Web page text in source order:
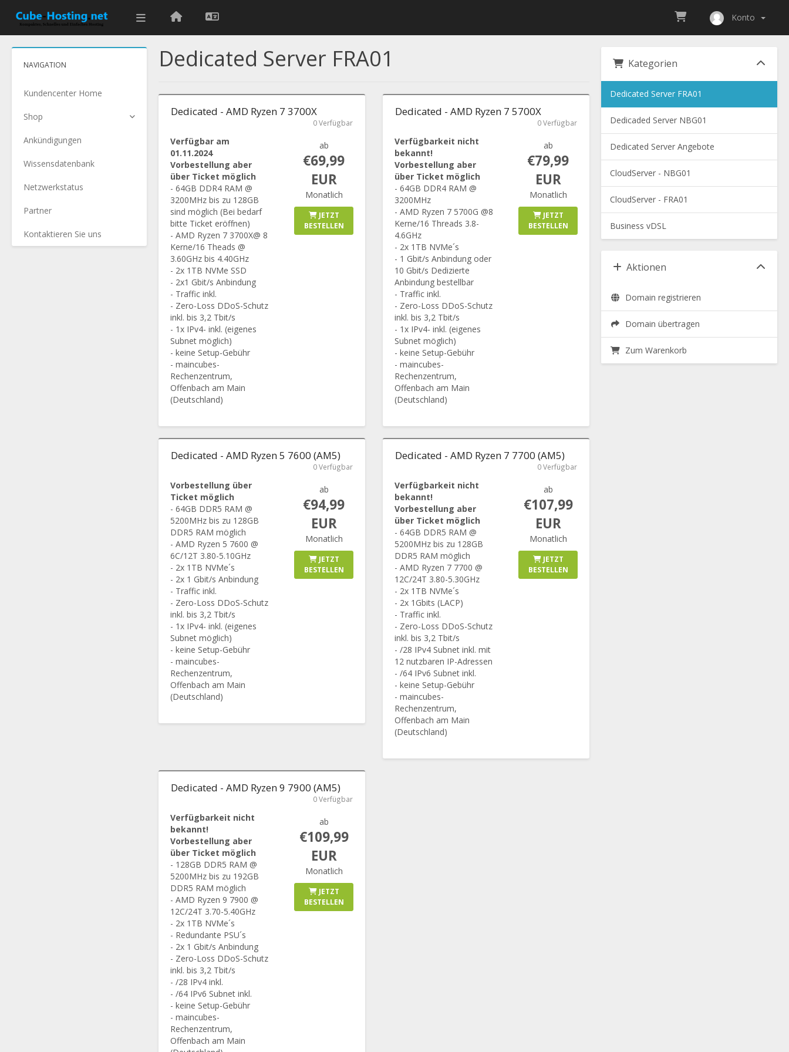
Konto
NAVIGATION
Kundencenter Home
Shop
Ankündigungen
Wissensdatenbank
Netzwerkstatus
Partner
Kontaktieren Sie uns
Dedicated Server FRA01
Dedicated - AMD Ryzen 7 3700X
0 Verfügbar
Verfügbar am
01.11.2024
Vorbestellung aber
über Ticket möglich
- 64GB DDR4 RAM @
3200MHz bis zu 128GB
sind möglich (Bei bedarf
bitte Ticket eröffnen)
- AMD Ryzen 7 3700X@ 8
Kerne/16 Theads @
3.60GHz bis 4.40GHz
- 2x 1TB NVMe SSD
- 2x1 Gbit/s Anbindung
- Traffic inkl.
- Zero-Loss DDoS-Schutz
inkl. bis 3,2 Tbit/s
- 1x IPv4- inkl. (eigenes
Subnet möglich)
- keine Setup-Gebühr
- maincubes-
Rechenzentrum,
Offenbach am Main
(Deutschland)
ab
€69,99
EUR
Monatlich
JETZT
BESTELLEN
Dedicated - AMD Ryzen 7 5700X
0 Verfügbar
Verfügbarkeit nicht
bekannt!
Vorbestellung aber
über Ticket möglich
- 64GB DDR4 RAM @
3200MHz
- AMD Ryzen 7 5700G @8
Kerne/16 Threads 3.8-
4.6GHz
- 2x 1TB NVMe´s
- 1 Gbit/s Anbindung oder
10 Gbit/s Dedizierte
Anbindung bestellbar
- Traffic inkl.
- Zero-Loss DDoS-Schutz
inkl. bis 3,2 Tbit/s
- 1x IPv4- inkl. (eigenes
Subnet möglich)
- keine Setup-Gebühr
- maincubes-
Rechenzentrum,
Offenbach am Main
(Deutschland)
ab
€79,99
EUR
Monatlich
JETZT
BESTELLEN
Dedicated - AMD Ryzen 5 7600 (AM5)
0 Verfügbar
Vorbestellung über
Ticket möglich
- 64GB DDR5 RAM @
5200MHz bis zu 128GB
DDR5 RAM möglich
- AMD Ryzen 5 7600 @
6C/12T 3.80-5.10GHz
- 2x 1TB NVMe´s
- 2x 1 Gbit/s Anbindung
- Traffic inkl.
- Zero-Loss DDoS-Schutz
inkl. bis 3,2 Tbit/s
- 1x IPv4- inkl. (eigenes
Subnet möglich)
- keine Setup-Gebühr
- maincubes-
Rechenzentrum,
Offenbach am Main
(Deutschland)
ab
€94,99
EUR
Monatlich
JETZT
BESTELLEN
Dedicated - AMD Ryzen 7 7700 (AM5)
0 Verfügbar
Verfügbarkeit nicht
bekannt!
Vorbestellung aber
über Ticket möglich
- 64GB DDR5 RAM @
5200MHz bis zu 128GB
DDR5 RAM möglich
- AMD Ryzen 7 7700 @
12C/24T 3.80-5.30GHz
- 2x 1TB NVMe´s
- 2x 1Gbits (LACP)
- Traffic inkl.
- Zero-Loss DDoS-Schutz
inkl. bis 3,2 Tbit/s
- /28 IPv4 Subnet inkl. mit
12 nutzbaren IP-Adressen
- /64 IPv6 Subnet inkl.
- keine Setup-Gebühr
- maincubes-
Rechenzentrum,
Offenbach am Main
(Deutschland)
ab
€107,99
EUR
Monatlich
JETZT
BESTELLEN
Dedicated - AMD Ryzen 9 7900 (AM5)
0 Verfügbar
Verfügbarkeit nicht
bekannt!
Vorbestellung aber
über Ticket möglich
- 128GB DDR5 RAM @
5200MHz bis zu 192GB
DDR5 RAM möglich
- AMD Ryzen 9 7900 @
12C/24T 3.70-5.40GHz
- 2x 1TB NVMe´s
- Redundante PSU´s
- 2x 1 Gbit/s Anbindung
- Zero-Loss DDoS-Schutz
inkl. bis 3,2 Tbit/s
- /28 IPv4 inkl.
- /64 IPv6 Subnet inkl.
- keine Setup-Gebühr
- maincubes-
Rechenzentrum,
Offenbach am Main
ab
€109,99
EUR
Monatlich
JETZT
BESTELLEN
Kategorien
Dedicated Server FRA01
Dedicaded Server NBG01
Dedicated Server Angebote
CloudServer - NBG01
CloudServer - FRA01
Business vDSL
Aktionen
Domain registrieren
Domain übertragen
Zum Warenkorb